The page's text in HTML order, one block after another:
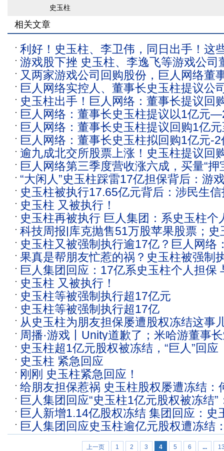
史玉柱
相关文章
利好！史玉柱、李卫伟，同日出手！这
行动
游戏股下挫 史玉柱、李逸飞等游戏公司
购
又两家游戏公司回购股份，巨人网络董
议回购1-2亿元
巨人网络实控人、董事长史玉柱提议公
亿元股份
史玉柱出手！巨人网络：董事长提议回
股份
巨人网络：董事长史玉柱提议以1亿元
份
巨人网络：董事长史玉柱提议回购1亿
股份 用于员工持股计划或股权激励计划
巨人网络：董事长史玉柱拟回购1亿元-2
逾九成北交所股票上涨！史玉柱提议回
品种一度暴跌逾13%
巨人网络第三季度营收涨六成，买量“押
的游戏
“大闲人”史玉柱踩雷17亿担保背后：游
少坑
史玉柱被执行17.65亿元背后：涉民生
务纠纷
史玉柱 又被执行！
史玉柱再被执行 巨人集团：系史玉柱个
科技周报|库克抛售51万股苹果股票；史
行；周鸿祎怒怼同程商旅
史玉柱又被强制执行逾17亿？巨人网络
保引起 与上市公司无关
果真是帮朋友忙惹的祸？史玉柱被强制
生信托通道业务纠纷 法院：借贷关系成
巨人集团回应：17亿系史玉柱个人担保
关
史玉柱 又被执行！
史玉柱等被强制执行超17亿元
史玉柱等被强制执行超17亿
从史玉柱为朋友担保屡遭股权冻结这事
血泪教训
周播·游戏丨Unity道歉了；米哈游董事
上亿元股权被冻结
史玉柱超1亿元股权被冻结，“巨人”回应
史玉柱 紧急回应
刚刚 史玉柱紧急回应！
给朋友担保惹祸 史玉柱股权屡遭冻结：
游戏？
巨人集团回应“史玉柱1亿元股权被冻结”
惹的祸
巨人新增1.14亿股权冻结 集团回应：史
好好做游戏
巨人集团回应史玉柱逾亿元股权遭冻结
引起 会妥善处理
上一页 1 2 3 4 5 6 ...